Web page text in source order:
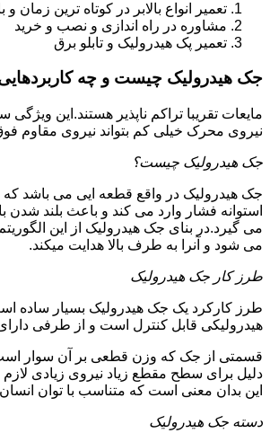
تعمیر انواع بالابر در کوتاه ترین
مشاوره در راه اندازی و نصب و خرید
تعمیر پک هیدرولیک و تابلو برق
جک هیدرولیک چیست و چه کاربردهایی
مایعات تقریبا تراکم ناپذیر هستند.این
نیروی محرک خیلی کم بتواند نیروی مقاوم فوق
جک هیدرولیک چیست؟
جک هیدرولیک در واقع قطعه ایی می باشد که
استوانه فشار وارد می کند و باعث بلند شدن
می گیرد.در بنای جک هیدرولیک از این
می شود و آنرا به طرف بالا هدایت میکند.
طرز کار جک هیدرولیک
طرز کارکرد یک جک هیدرولیک بسیار ساده
هیدرولیکی قابل کنترل است و از طرفی
قسمتی از جک که وزن قطعی بر آن سوار است
دلیل برای سطح مقطع زیاد نیروی زیادی
این بدان معنی است که متناسب با توان
دسته جک هیدرولیک